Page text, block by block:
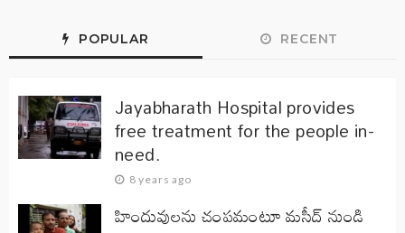
POPULAR RECENT
Jayabharath Hospital provides
free treatment for the people in-
need.
8 years ago
హిందువులను చంపమంటూ మసీద్ నుండి